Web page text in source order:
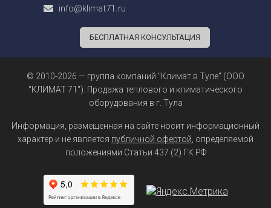
info@klimat71.ru
БЕСПЛАТНАЯ КОНСУЛЬТАЦИЯ
© 2010-2026 — группа компаний "Климат в Туле" (ООО
"КЛИМАТ 71"). Продажа теплового и климатического
оборудования в г. Тула
Информация, размещенная на сайте носит информационный
характер и не является публичной офертой , определяемой
положениями Статьи 437 (2) ГК РФ